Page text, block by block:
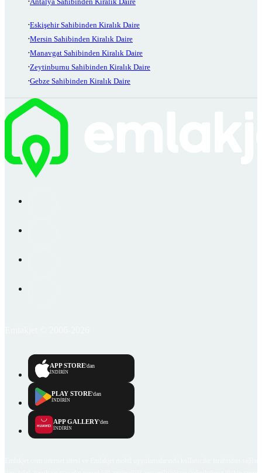
Eskişehir Sahibinden Kiralık Daire
Mersin Sahibinden Kiralık Daire
Manavgat Sahibinden Kiralık Daire
Zeytinburnu Sahibinden Kiralık Daire
Gebze Sahibinden Kiralık Daire
APP STORE'dan
İNDİRİN
PLAY STORE'dan
İNDİRİN
APP GALLERY'den
İNDİRİN